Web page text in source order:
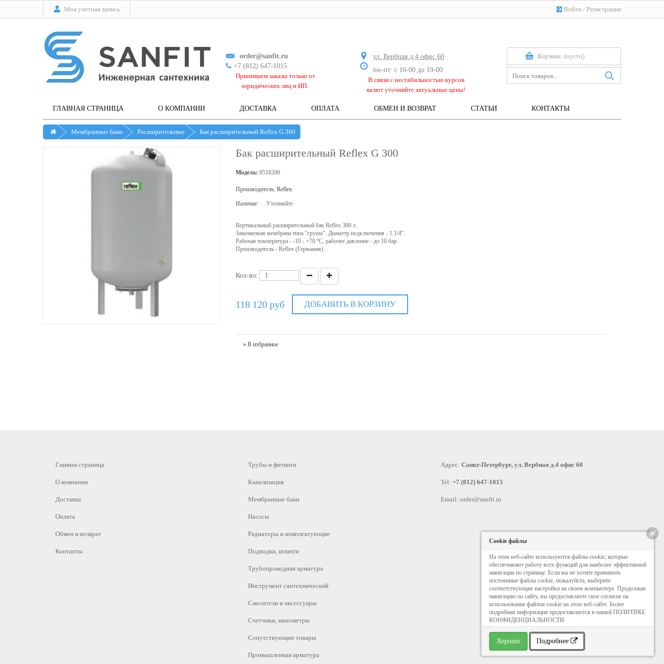
Моя учетная запись Войти / Регистрация
Корзина: (пусто)
order@sanfit.ru
+7 (812) 647-1015
Принимаем заказы только от
юридических лиц и ИП.
ул. Вербная д.4 офис 60
пн-пт: с 10-00 до 19-00
В связи с нестабильностью курсов
валют уточняйте актуальные цены!
ГЛАВНАЯ СТРАНИЦА О КОМПАНИИ ДОСТАВКА ОПЛАТА ОБМЕН И ВОЗВРАТ СТАТЬИ КОНТАКТЫ
Мембранные баки Расширительные Бак расширительный Reflex G 300
Бак расширительный Reflex G 300
Модель: 8518200
Производитель: Reflex
Наличие: Уточняйте
Вертикальный расширительный бак Reflex 300 л.
Заменяемая мембрана типа "груша". Диаметр подключения - 1.1/4".
Рабочая температура - -10 - +70 ºС, рабочее давление - до 10 бар.
Производитель - Reflex (Германия).
Кол-во:
118 120 руб ДОБАВИТЬ В КОРЗИНУ
» В избранное
Главная страница
О компании
Доставка
Оплата
Обмен и возврат
Контакты
Трубы и фитинги
Канализация
Мембранные баки
Насосы
Радиаторы и комплектующие
Подводки, шланги
Трубопроводная арматура
Инструмент сантехнический
Смесители и аксессуары
Счетчики, манометры
Сопутствующие товары
Промышленная арматура
Адрес: Санкт-Петербург, ул. Вербная д.4 офис 60
Tel: +7 (812) 647-1015
Email: order@sanfit.ru
×
Cookie файлы
На этом веб-сайте используются файлы cookie, которые
обеспечивают работу всех функций для наиболее эффективной
навигации по странице. Если вы не хотите принимать
постоянные файлы cookie, пожалуйста, выберите
соответствующие настройки на своем компьютере. Продолжая
навигацию по сайту, вы предоставляете свое согласие на
использование файлов cookie на этом веб-сайте. Более
подробная информация предоставляется в нашей ПОЛИТИКЕ
КОНФИДЕНЦИАЛЬНОСТИ.
Хорошо Подробнее